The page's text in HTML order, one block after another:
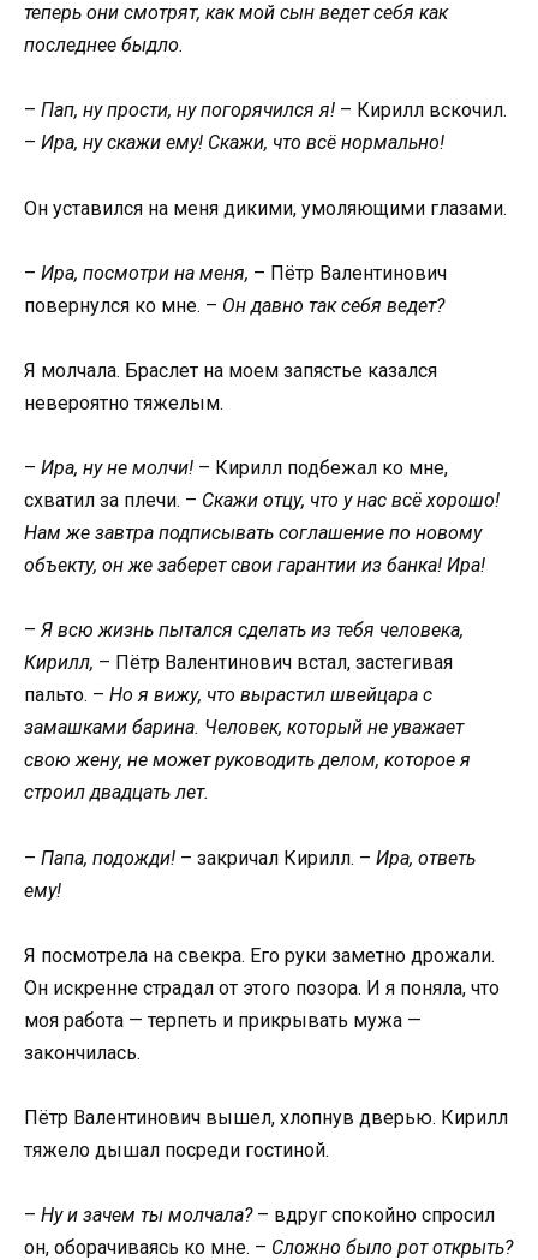
теперь они смотрят, как мой сын ведет себя как
последнее быдло.
– Пап, ну прости, ну погорячился я! – Кирилл вскочил.
– Ира, ну скажи ему! Скажи, что всё нормально!
Он уставился на меня дикими, умоляющими глазами.
– Ира, посмотри на меня, – Пётр Валентинович
повернулся ко мне. – Он давно так себя ведет?
Я молчала. Браслет на моем запястье казался
невероятно тяжелым.
– Ира, ну не молчи! – Кирилл подбежал ко мне,
схватил за плечи. – Скажи отцу, что у нас всё хорошо!
Нам же завтра подписывать соглашение по новому
объекту, он же заберет свои гарантии из банка! Ира!
– Я всю жизнь пытался сделать из тебя человека,
Кирилл, – Пётр Валентинович встал, застегивая
пальто. – Но я вижу, что вырастил швейцара с
замашками барина. Человек, который не уважает
свою жену, не может руководить делом, которое я
строил двадцать лет.
– Папа, подожди! – закричал Кирилл. – Ира, ответь
ему!
Я посмотрела на свекра. Его руки заметно дрожали.
Он искренне страдал от этого позора. И я поняла, что
моя работа — терпеть и прикрывать мужа —
закончилась.
Пётр Валентинович вышел, хлопнув дверью. Кирилл
тяжело дышал посреди гостиной.
– Ну и зачем ты молчала?– вдруг спокойно спросил
он, оборачиваясь ко мне. – Сложно было рот открыть?